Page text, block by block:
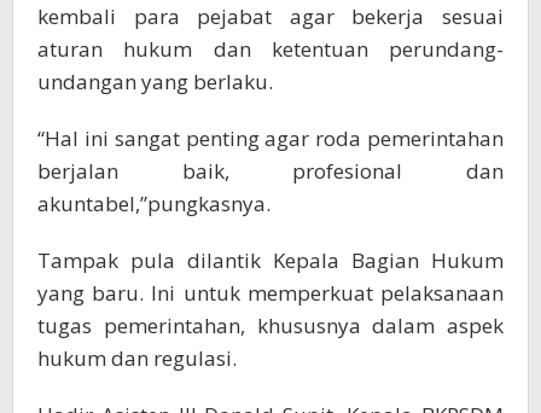
kembali para pejabat agar bekerja sesuai
aturan hukum dan ketentuan perundang-
undangan yang berlaku.
“Hal ini sangat penting agar roda pemerintahan
berjalan baik, profesional dan
akuntabel,”pungkasnya.
Tampak pula dilantik Kepala Bagian Hukum
yang baru. Ini untuk memperkuat pelaksanaan
tugas pemerintahan, khususnya dalam aspek
hukum dan regulasi.